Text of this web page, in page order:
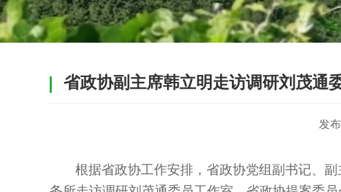
省政协副主席韩立明走访调研刘茂通
发
根据省政协工作安排，省政协党组副书记、